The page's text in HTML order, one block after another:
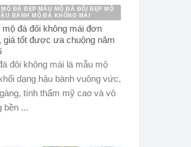
MỘ ĐÁ ĐẸP MẪU MỘ ĐÁ ĐÔI ĐẸP MỘ
BÀNH MỘ ĐÁ KHÔNG MÁI
mộ đá đôi không mái đơn
giá tốt được ưa chuộng năm
đôi không mái là mẫu mộ
dạng hậu bành vuông vức,
tính thẩm mỹ cao và vô
bền ...